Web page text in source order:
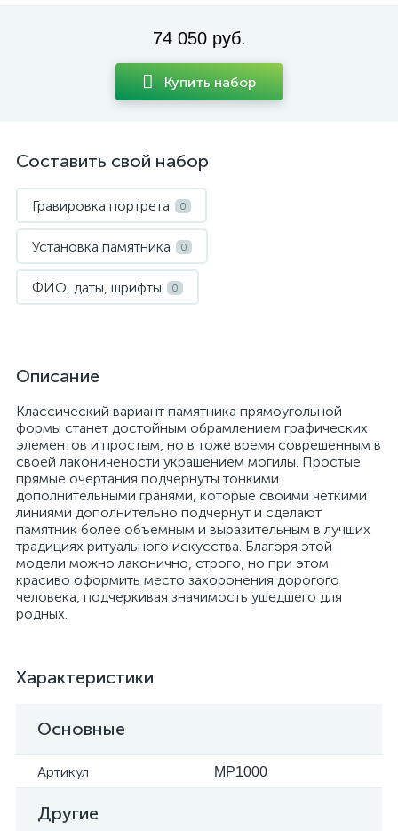
74 050 руб.
Купить набор
Составить свой набор
Гравировка портрета 0
Установка памятника 0
ФИО, даты, шрифты 0
Описание
Классический вариант памятника прямоугольной
формы станет достойным обрамлением графических
элементов и простым, но в тоже время соврешенным в
своей лаконичености украшением могилы. Простые
прямые очертания подчернуты тонкими
дополнительными гранями, которые своими четкими
линиями дополнительно подчернут и сделают
памятник более объемным и выразительным в лучших
традициях ритуального искусства. Благоря этой
модели можно лаконично, строго, но при этом
красиво оформить место захоронения дорогого
человека, подчеркивая значимость ушедшего для
родных.
Характеристики
Основные
Артикул MP1000
Другие